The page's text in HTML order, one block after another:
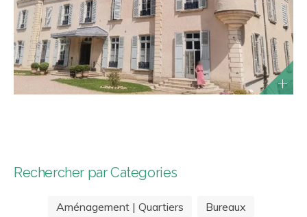
Rechercher par Categories
Aménagement | Quartiers
Bureaux